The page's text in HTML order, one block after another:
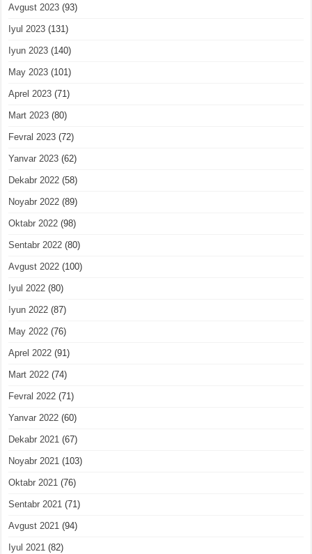
Avgust 2023 (93)
Iyul 2023 (131)
Iyun 2023 (140)
May 2023 (101)
Aprel 2023 (71)
Mart 2023 (80)
Fevral 2023 (72)
Yanvar 2023 (62)
Dekabr 2022 (58)
Noyabr 2022 (89)
Oktabr 2022 (98)
Sentabr 2022 (80)
Avgust 2022 (100)
Iyul 2022 (80)
Iyun 2022 (87)
May 2022 (76)
Aprel 2022 (91)
Mart 2022 (74)
Fevral 2022 (71)
Yanvar 2022 (60)
Dekabr 2021 (67)
Noyabr 2021 (103)
Oktabr 2021 (76)
Sentabr 2021 (71)
Avgust 2021 (94)
Iyul 2021 (82)